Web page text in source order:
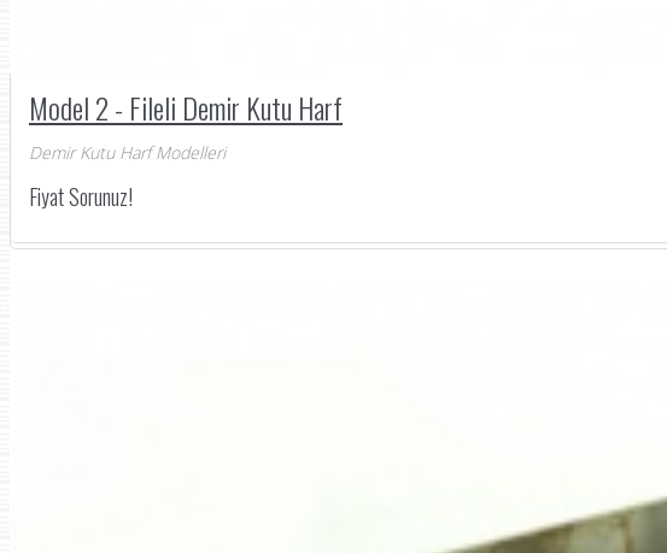
Model 2 - Fileli Demir Kutu Harf
Demir Kutu Harf Modelleri
Fiyat Sorunuz!